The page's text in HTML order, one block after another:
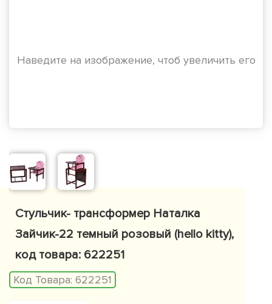
Наведите на изображение, чтоб увеличить его
Стульчик- трансформер Наталка
Зайчик-22 темный розовый (hello kitty),
код товара: 622251
Код Товара: 622251